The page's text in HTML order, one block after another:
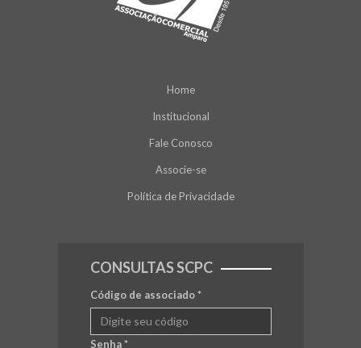
Home
Institucional
Fale Conosco
Associe-se
Política de Privacidade
CONSULTAS SCPC
Código de associado*
Senha*